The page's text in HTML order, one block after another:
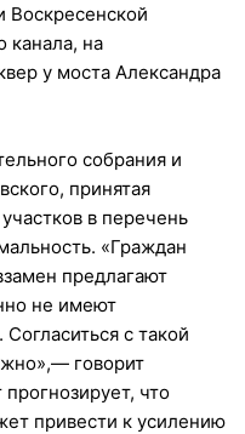
Воскресенской
канала, на
у моста Александра
собрания и
принятая
в перечень
«Граждан
предлагают
не имеют
с такой
говорит
что
привести к усилению